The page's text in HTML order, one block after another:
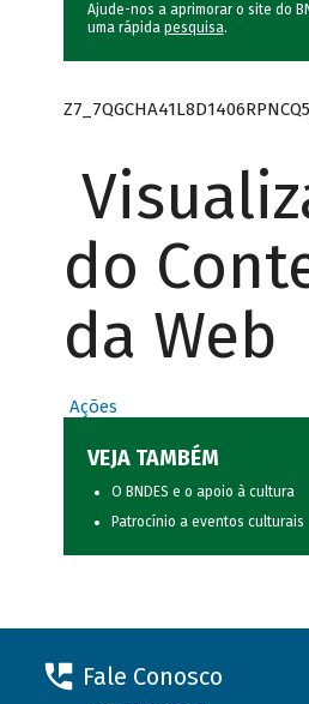
Ajude-nos a aprimorar o site do
uma rápida pesquisa.
do
da Web
Ações
VEJA TAMBÉM
O BNDES e o apoio à cultura
Patrocínio a eventos culturais
Fale Conosco